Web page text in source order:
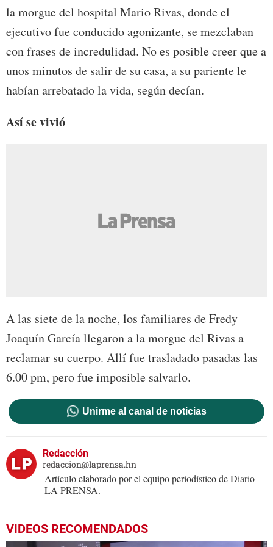
la morgue del hospital Mario Rivas, donde el
ejecutivo fue conducido agonizante, se mezclaban
con frases de incredulidad. No es posible creer que a
unos minutos de salir de su casa, a su pariente le
habían arrebatado la vida, según decían.
Así se vivió
A las siete de la noche, los familiares de Fredy
Joaquín García llegaron a la morgue del Rivas a
reclamar su cuerpo. Allí fue trasladado pasadas las
6.00 pm, pero fue imposible salvarlo.
Unirme al canal de noticias
Redacción
redaccion@laprensa.hn
Artículo elaborado por el equipo periodístico de Diario
LA PRENSA.
VIDEOS RECOMENDADOS